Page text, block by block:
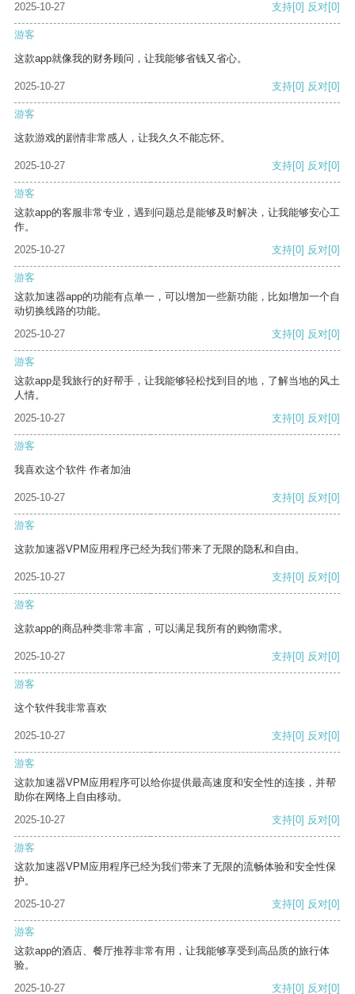
2025-10-27
支持[0] 反对[0]
游客
这款app就像我的财务顾问，让我能够省钱又省心。
2025-10-27 支持[0] 反对[0]
游客
这款游戏的剧情非常感人，让我久久不能忘怀。
2025-10-27 支持[0] 反对[0]
游客
这款app的客服非常专业，遇到问题总是能够及时解决，让我能够安心工
作。
2025-10-27
支持[0] 反对[0]
游客
这款加速器app的功能有点单一，可以增加一些新功能，比如增加一个自
动切换线路的功能。
2025-10-27
支持[0] 反对[0]
游客
这款app是我旅行的好帮手，让我能够轻松找到目的地，了解当地的风土
人情。
2025-10-27
支持[0] 反对[0]
游客
我喜欢这个软件 作者加油
2025-10-27 支持[0] 反对[0]
游客
这款加速器VPM应用程序已经为我们带来了无限的隐私和自由。
2025-10-27 支持[0] 反对[0]
游客
这款app的商品种类非常丰富，可以满足我所有的购物需求。
2025-10-27 支持[0] 反对[0]
游客
这个软件我非常喜欢
2025-10-27 支持[0] 反对[0]
游客
这款加速器VPM应用程序可以给你提供最高速度和安全性的连接，并帮
助你在网络上自由移动。
2025-10-27
支持[0] 反对[0]
游客
这款加速器VPM应用程序已经为我们带来了无限的流畅体验和安全性保
护。
2025-10-27
支持[0] 反对[0]
游客
这款app的酒店、餐厅推荐非常有用，让我能够享受到高品质的旅行体
验。
2025-10-27
支持[0] 反对[0]